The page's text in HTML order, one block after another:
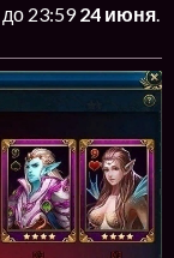
до 23:5924 июня